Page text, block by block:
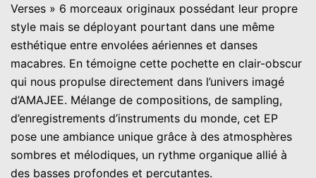
Verses » 6 morceaux originaux possédant leur propre
style mais se déployant pourtant dans une même
esthétique entre envolées aériennes et danses
macabres. En témoigne cette pochette en clair-obscur
qui nous propulse directement dans l’univers imagé
d’AMAJEE. Mélange de compositions, de sampling,
d’enregistrements d’instruments du monde, cet EP
pose une ambiance unique grâce à des atmosphères
sombres et mélodiques, un rythme organique allié à
des basses profondes et percutantes.